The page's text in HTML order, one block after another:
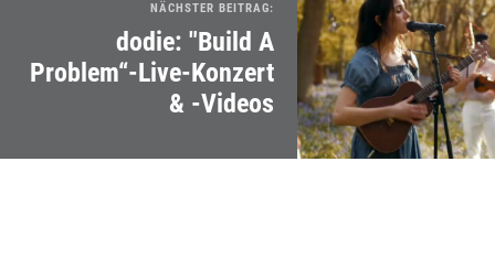
NÄCHSTER BEITRAG:
dodie: "Build A
Problem“-Live-Konzert
& -Videos